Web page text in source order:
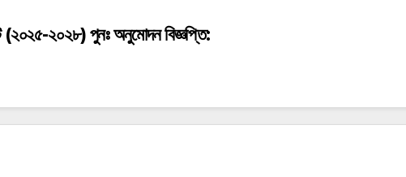
(২০২৫-২০২৮) পুনঃ অনুমোদন বিজ্ঞপ্তি: